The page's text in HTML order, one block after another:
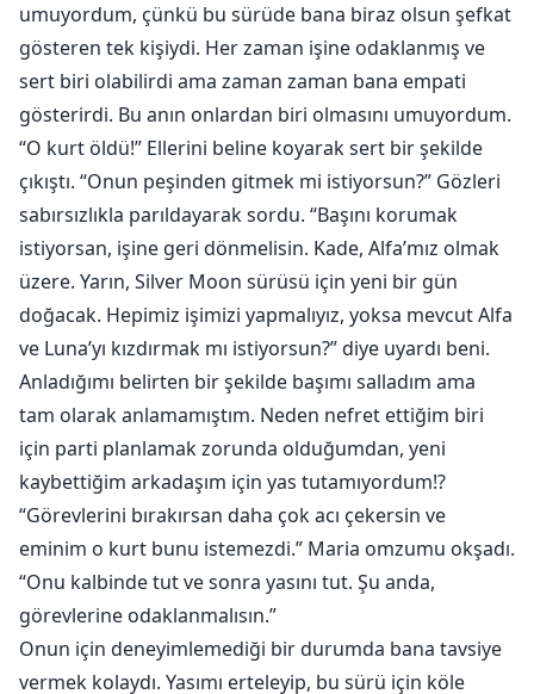
umuyordum, çünkü bu sürüde bana biraz olsun şefkat
gösteren tek kişiydi. Her zaman işine odaklanmış ve
sert biri olabilirdi ama zaman zaman bana empati
gösterirdi. Bu anın onlardan biri olmasını umuyordum.
“O kurt öldü!” Ellerini beline koyarak sert bir şekilde
çıkıştı. “Onun peşinden gitmek mi istiyorsun?” Gözleri
sabırsızlıkla parıldayarak sordu. “Başını korumak
istiyorsan, işine geri dönmelisin. Kade, Alfa’mız olmak
üzere. Yarın, Silver Moon sürüsü için yeni bir gün
doğacak. Hepimiz işimizi yapmalıyız, yoksa mevcut Alfa
ve Luna’yı kızdırmak mı istiyorsun?” diye uyardı beni.
Anladığımı belirten bir şekilde başımı salladım ama
tam olarak anlamamıştım. Neden nefret ettiğim biri
için parti planlamak zorunda olduğumdan, yeni
kaybettiğim arkadaşım için yas tutamıyordum!?
“Görevlerini bırakırsan daha çok acı çekersin ve
eminim o kurt bunu istemezdi.” Maria omzumu okşadı.
“Onu kalbinde tut ve sonra yasını tut. Şu anda,
görevlerine odaklanmalısın.”
Onun için deneyimlemediği bir durumda bana tavsiye
vermek kolaydı. Yasımı erteleyip, bu sürü için köle